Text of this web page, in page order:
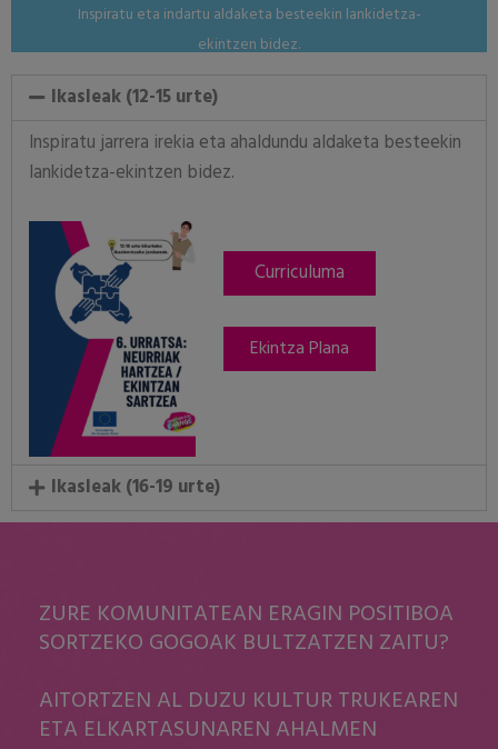
Inspiratu eta indartu aldaketa besteekin lankidetza-
ekintzen bidez.
Ikasleak (12-15 urte)
Inspiratu jarrera irekia eta ahaldundu aldaketa besteekin
lankidetza-ekintzen bidez.
Curriculuma
Ekintza Plana
Ikasleak (16-19 urte)
ZURE KOMUNITATEAN ERAGIN POSITIBOA
SORTZEKO GOGOAK BULTZATZEN ZAITU?
AITORTZEN AL DUZU KULTUR TRUKEAREN
ETA ELKARTASUNAREN AHALMEN